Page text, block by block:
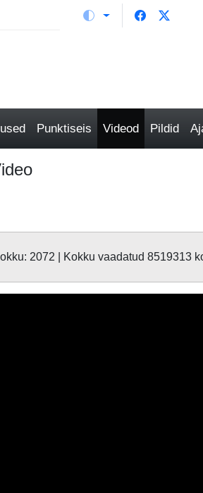
Punktiseis Videod Pildid
2072 | Kokku vaadatud 8519313